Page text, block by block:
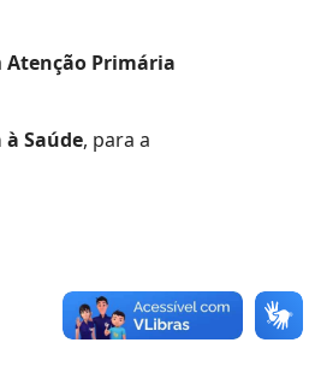
Atenção Primária
Saúde, para a